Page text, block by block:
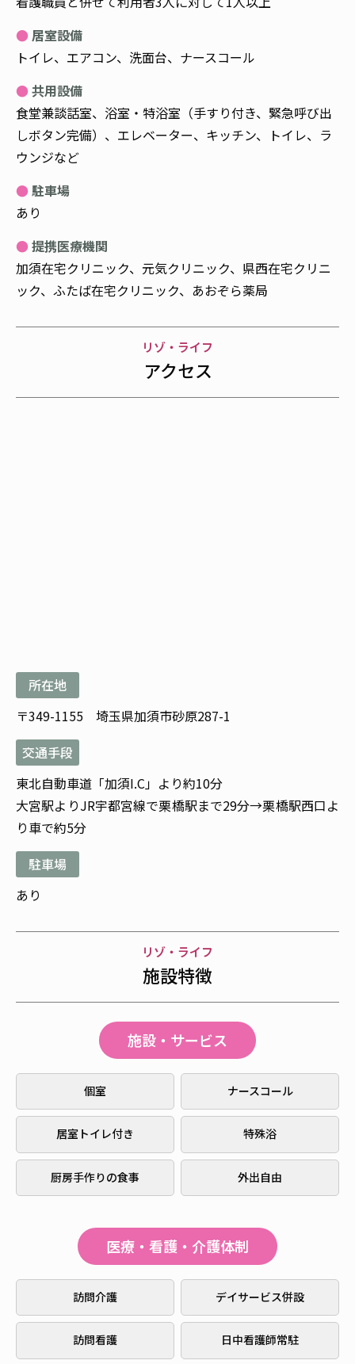
居室設備
トイレ、エアコン、洗面台、ナースコール
共用設備
食堂兼談話室、浴室・特浴室（手すり付き、緊急呼び出
しボタン完備）、エレベーター、キッチン、トイレ、ラ
ウンジなど
駐車場
あり
提携医療機関
加須在宅クリニック、元気クリニック、県西在宅クリニ
ック、ふたば在宅クリニック、あおぞら薬局
リゾ・ライフ
アクセス
所在地
〒349-1155 埼玉県加須市砂原287-1
交通手段
東北自動車道「加須I.C」より約10分
大宮駅よりJR宇都宮線で栗橋駅まで29分→栗橋駅西口よ
り車で約5分
駐車場
あり
リゾ・ライフ
施設特徴
施設・サービス
個室 ナースコール
居室トイレ付き 特殊浴
厨房手作りの食事 外出自由
医療・看護・介護体制
訪問介護 デイサービス併設
訪問看護 日中看護師常駐